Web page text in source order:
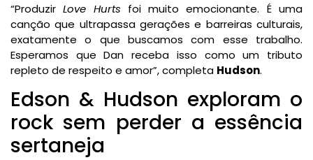
“ProduzirLove Hurts foi muito emocionante. É uma
canção que ultrapassa gerações e barreiras culturais,
exatamente o que buscamos com esse trabalho.
Esperamos que Dan receba isso como um tributo
repleto de respeito e amor”, completa Hudson.
Edson & Hudson exploram o
rock sem perder a essência
sertaneja